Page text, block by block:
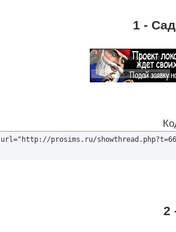
1 -
[url="http://prosims.ru/
2